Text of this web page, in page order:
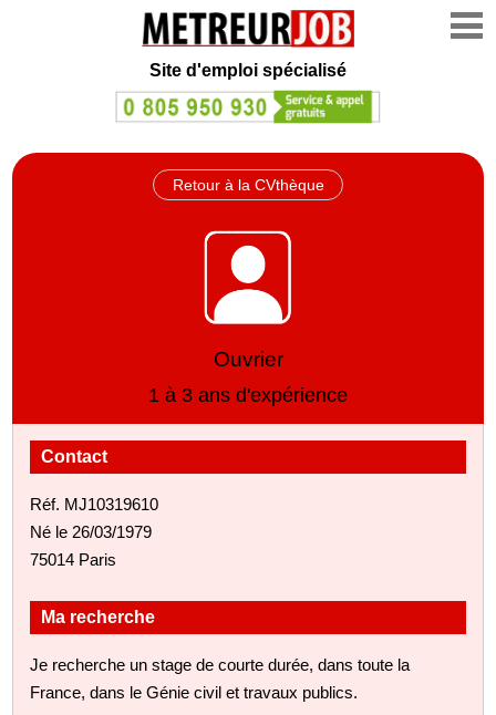
Site d'emploi spécialisé
Retour à la CVthèque
Ouvrier
1 à 3 ans d'expérience
Contact
Réf. MJ10319610
Né le 26/03/1979
75014 Paris
Ma recherche
Je recherche un stage de courte durée, dans toute la
France, dans le Génie civil et travaux publics.